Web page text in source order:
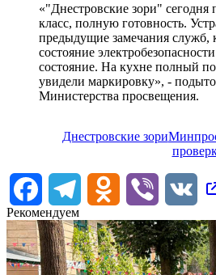
«"Днестровские зори"
класc, полную готовность.
предыдущие замечания служб,
состояние
состояние. На кухне полный
увидели маркировку», -
Министерства просвещения.
Днестровские зори
FacebookTelegram Odnoklassniki
Viber
VK
Рекомендуем